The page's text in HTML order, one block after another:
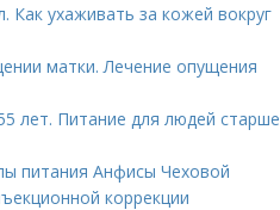
Как ухаживать за кожей вокруг
матки. Лечение опущения
лет. Питание для людей старше
питания Анфисы Чеховой
коррекции